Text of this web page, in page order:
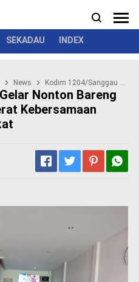
SEKADAU INDEX
Seremonial
News Kodim 1204/Sanggau Gelar Nonton Bareng Piala Dunia 2026, Pererat Kebersamaan Prajurit Dan Masyarakat
Nonton Bareng
Kebersamaan